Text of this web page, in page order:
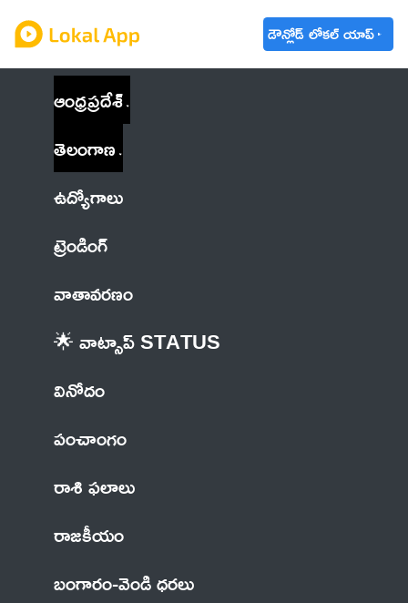
డౌన్లోడ్ లోకల్ యాప్
ఆంధ్రప్రదేశ్
తెలంగాణ
ఉద్యోగాలు
ట్రెండింగ్
వాతావరణం
🌟 వాట్సాప్ STATUS
వినోదం
పంచాంగం
రాశి ఫలాలు
రాజకీయం
బంగారం-వెండి ధరలు